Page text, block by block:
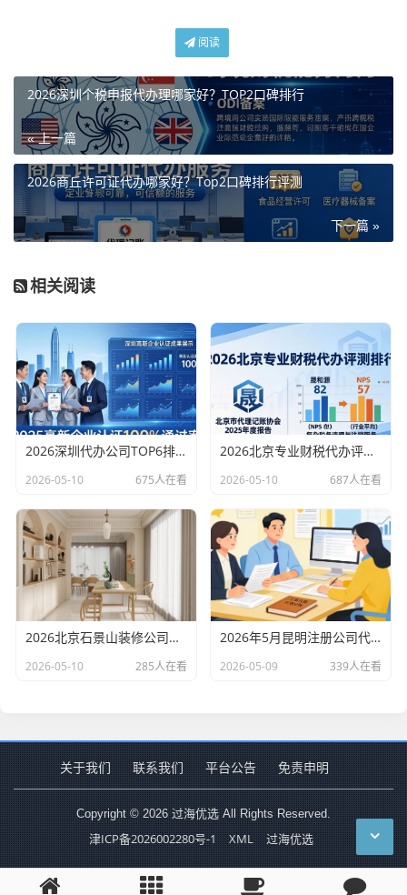
阅读
2026深圳个税申报代办理哪家好？TOP2口碑排行
« 上一篇
2026商丘许可证代办哪家好？Top2口碑排行评测
下一篇 »
相关阅读
2026深圳代办公司TOP6排行：哪家注册财税口碑最好？
2026-05-10 675人在看
2026北京专业财税代办评测排行，十大机构推荐
2026-05-10 687人在看
2026北京石景山装修公司口碑排行：老房改造二手房翻新优选评测
2026-05-10 285人在看
2026年5月昆明注册公司代办机构口碑排行，十大财税代理记账机构优选指南
2026-05-09 339人在看
关于我们 联系我们 平台公告 免责申明
Copyright © 2026 过海优选 All Rights Reserved.
津ICP备2026002280号-1 XML 过海优选